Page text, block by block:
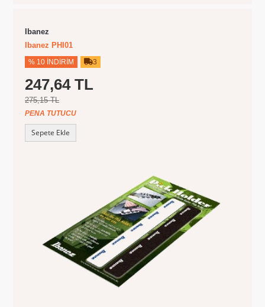
Ibanez
Ibanez PHI01
% 10 İNDIRIM 3
247,64 TL
275,15 TL
PENA TUTUCU
Sepete Ekle